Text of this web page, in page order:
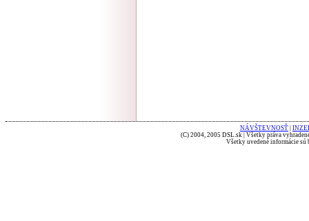
NÁVŠTEVNOSŤ
(C) 2004, 2005 DSL.sk | Všetky práva
Všetky uvedené informácie sú